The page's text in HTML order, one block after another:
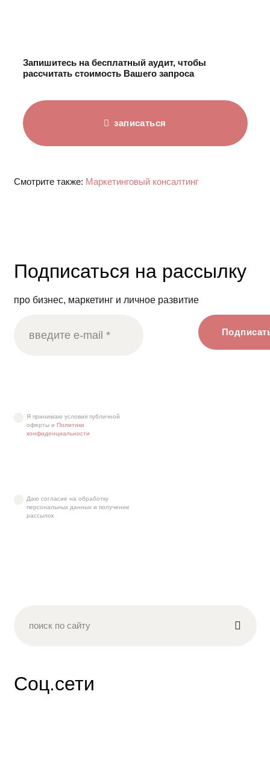
Запишитесь на бесплатный аудит, чтобы
рассчитать стоимость Вашего запроса
записаться
Смотрите также: Маркетинговый консалтинг
Подписаться на рассылку
про бизнес, маркетинг и личное развитие
Я принимаю условия публичной
оферты и Политики
конфиденциальности
Даю согласие на обработку
персональных данных и получение
рассылок
Соц.сети